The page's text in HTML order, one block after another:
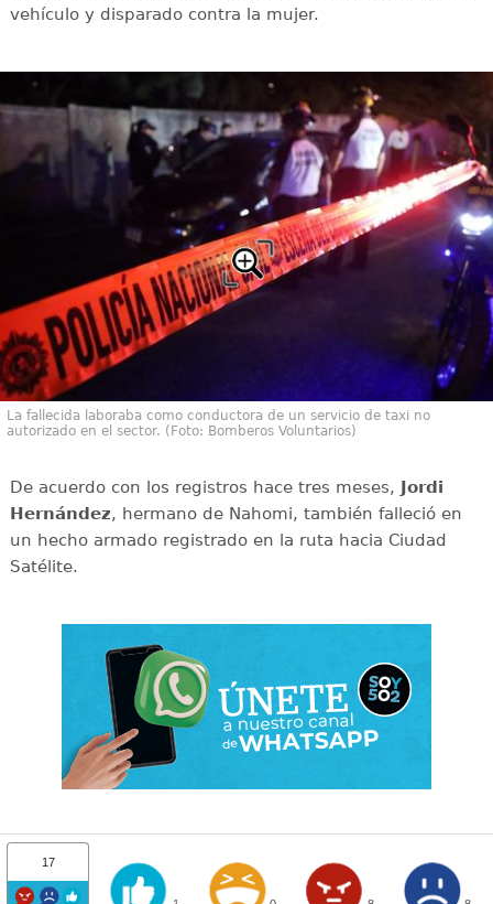
vehículo y disparado contra la mujer.
La fallecida laboraba como conductora de un servicio de taxi no
autorizado en el sector. (Foto: Bomberos Voluntarios)
De acuerdo con los registros hace tres meses, Jordi
Hernández, hermano de Nahomi, también falleció en
un hecho armado registrado en la ruta hacia Ciudad
Satélite.
17